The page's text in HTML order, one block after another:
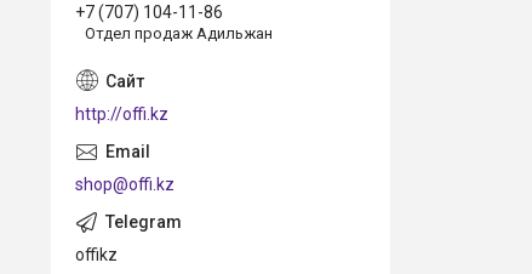
+7 (707) 104-11-86
Отдел продаж Адильжан
http://offi.kz
shop@offi.kz
offikz